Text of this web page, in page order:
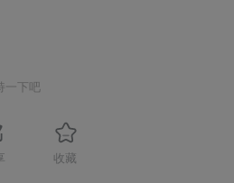
一下吧
收藏